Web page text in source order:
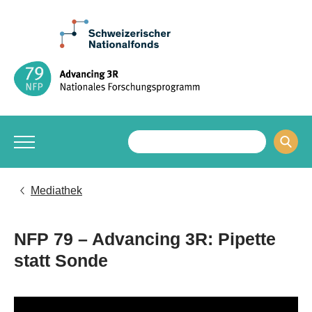
Mediathek
NFP 79 – Advancing 3R: Pipette
statt Sonde